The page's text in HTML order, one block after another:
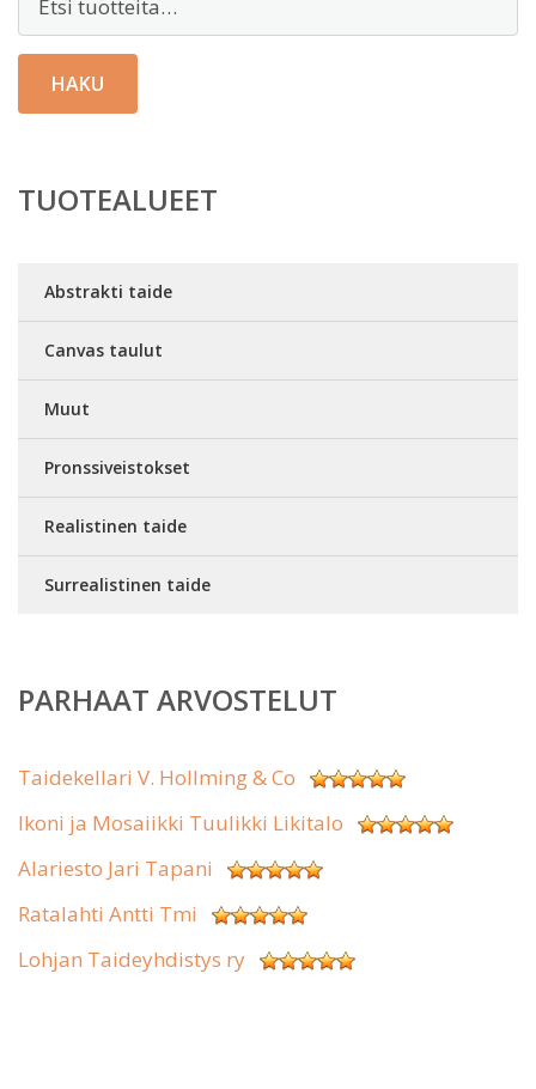
HAKU
TUOTEALUEET
Abstrakti taide
Canvas taulut
Muut
Pronssiveistokset
Realistinen taide
Surrealistinen taide
PARHAAT ARVOSTELUT
Taidekellari V. Hollming & Co
Ikoni ja Mosaiikki Tuulikki Likitalo
Alariesto Jari Tapani
Ratalahti Antti Tmi
Lohjan Taideyhdistys ry